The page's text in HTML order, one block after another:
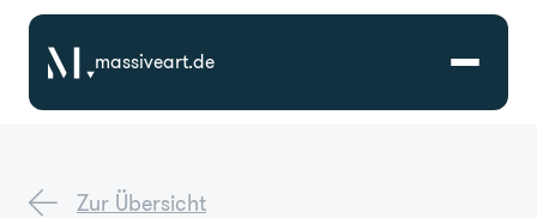
massiveart.de
Zur Übersicht